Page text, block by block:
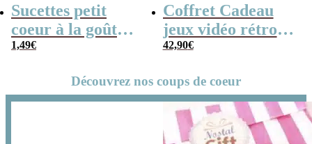
Sucettes petit
coeur à la goût
cerise x5
1,49€
Coffret Cadeau
jeux vidéo rétro
(avec sa console de
42,90€
Découvrez nos coups de coeur